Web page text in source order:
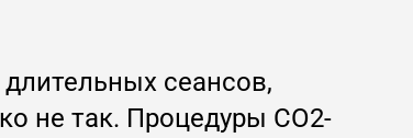
сеансов,
не так. Процедуры CO2-